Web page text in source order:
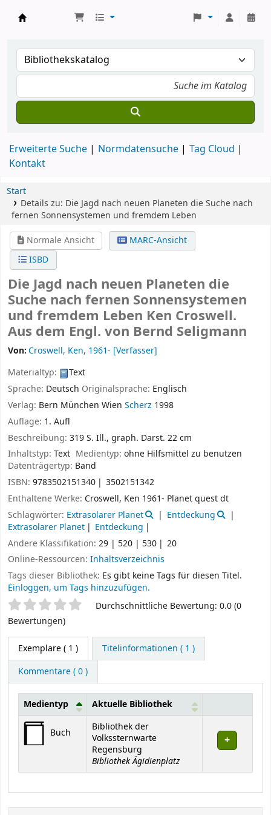
Erweiterte Suche Normdatensuche
Tag Cloud
Kontakt
Start
Details zu: Die Jagd nach neuen Planeten die Suche nach
fernen Sonnensystemen und fremdem Leben
Normale Ansicht
MARC-Ansicht
ISBD
Die Jagd nach neuen Planeten die
Suche nach fernen Sonnensystemen
und fremdem Leben Ken Croswell.
Aus dem Engl. von Bernd Seligmann
Von:Croswell, Ken, 1961- [Verfasser]
Materialtyp:
Text
Sprache: Deutsch Originalsprache: Englisch
Verlag: Bern München Wien Scherz 1998
Auflage: 1. Aufl
Beschreibung: 319 S. Ill., graph. Darst. 22 cm
Inhaltstyp: Text Medientyp:ohne Hilfsmittel zu benutzen
Datenträgertyp: Band
ISBN: 9783502151340
3502151342
Enthaltene Werke: Croswell, Ken 1961- Planet quest dt
Schlagwörter: Extrasolarer Planet
Entdeckung
Extrasolarer Planet
Entdeckung
Andere Klassifikation: 29 | 520 | 530
20
Online-Ressourcen: Inhaltsverzeichnis
Tags dieser Bibliothek: Es gibt keine Tags für diesen Titel.
Einloggen, um Tags hinzuzufügen.
SternchenbewertungDurchschnittliche Bewertung: 0.0 (0
Bewertungen)
Exemplare( 1 )
Titelinformationen ( 1 )
Kommentare ( 0 )
Exemplare
Medientyp Aktuelle Bibliothek
Buch
Bibliothek der
Volkssternwarte
Regensburg
Bibliothek Ägidienplatz